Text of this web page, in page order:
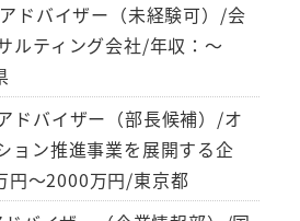
ドバイザー（未経験可）/会
ルティング会社/年収：～
ドバイザー（部長候補）/オ
ョン推進事業を展開する企
円～2000万円/東京都